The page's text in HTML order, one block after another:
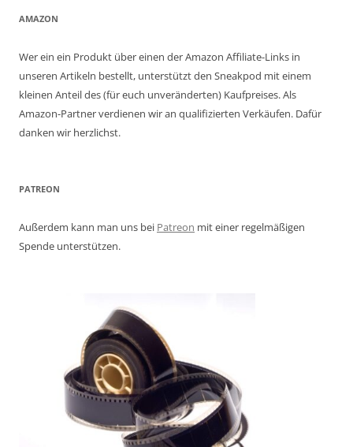
AMAZON
Wer ein ein Produkt über einen der Amazon Affiliate-Links in
unseren Artikeln bestellt, unterstützt den Sneakpod mit einem
kleinen Anteil des (für euch unveränderten) Kaufpreises. Als
Amazon-Partner verdienen wir an qualifizierten Verkäufen. Dafür
danken wir herzlichst.
PATREON
Außerdem kann man uns bei Patreon mit einer regelmäßigen
Spende unterstützen.